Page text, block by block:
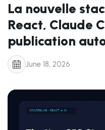
La nouvelle
React, Claude
publication
June 18, 2026